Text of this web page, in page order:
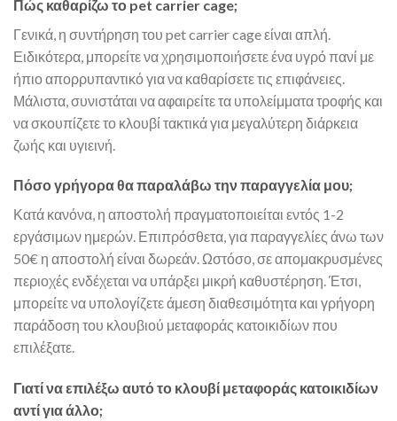
Πώς καθαρίζω το pet carrier cage;
Γενικά, η συντήρηση του pet carrier cage είναι απλή.
Ειδικότερα, μπορείτε να χρησιμοποιήσετε ένα υγρό πανί με
ήπιο απορρυπαντικό για να καθαρίσετε τις επιφάνειες.
Μάλιστα, συνιστάται να αφαιρείτε τα υπολείμματα τροφής και
να σκουπίζετε το κλουβί τακτικά για μεγαλύτερη διάρκεια
ζωής και υγιεινή.
Πόσο γρήγορα θα παραλάβω την παραγγελία μου;
Κατά κανόνα, η αποστολή πραγματοποιείται εντός 1-2
εργάσιμων ημερών. Επιπρόσθετα, για παραγγελίες άνω των
50€ η αποστολή είναι δωρεάν. Ωστόσο, σε απομακρυσμένες
περιοχές ενδέχεται να υπάρξει μικρή καθυστέρηση. Έτσι,
μπορείτε να υπολογίζετε άμεση διαθεσιμότητα και γρήγορη
παράδοση του κλουβιού μεταφοράς κατοικιδίων που
επιλέξατε.
Γιατί να επιλέξω αυτό το κλουβί μεταφοράς κατοικιδίων
αντί για άλλο;